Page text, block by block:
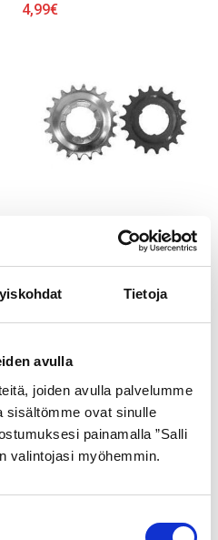
Tietoja
avulla
joiden avulla palvelumme
sisältömme ovat sinulle
painamalla ”Salli
valintojasi myöhemmin.
4,99€
TAKARATAS SHIMANO
4,99